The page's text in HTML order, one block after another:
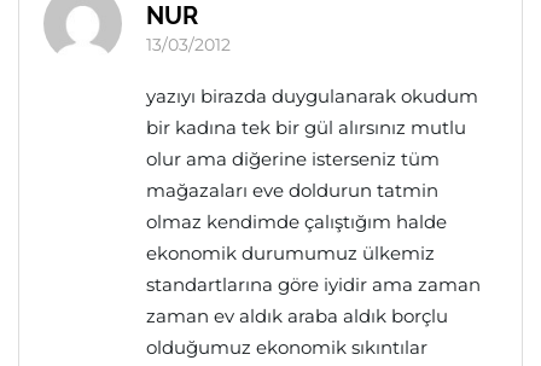
NUR
13/03/2012
yazıyı birazda duygulanarak okudum
bir kadına tek bir gül alırsınız mutlu
olur ama diğerine isterseniz tüm
mağazaları eve doldurun tatmin
olmaz kendimde çalıştığım halde
ekonomik durumumuz ülkemiz
standartlarına göre iyidir ama zaman
zaman ev aldık araba aldık borçlu
olduğumuz ekonomik sıkıntılar